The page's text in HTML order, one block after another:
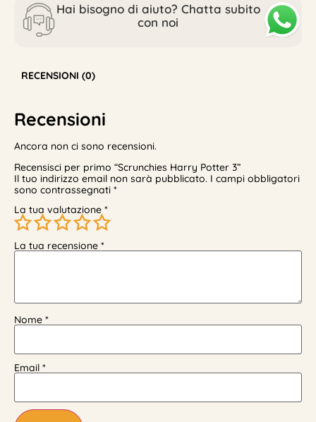
Hai bisogno di aiuto? Chatta subito
con noi
RECENSIONI (0)
Recensioni
Ancora non ci sono recensioni.
Recensisci per primo “Scrunchies Harry Potter 3”
Il tuo indirizzo email non sarà pubblicato. I campi obbligatori
sono contrassegnati *
La tua valutazione *
La tua recensione *
Nome *
Email *